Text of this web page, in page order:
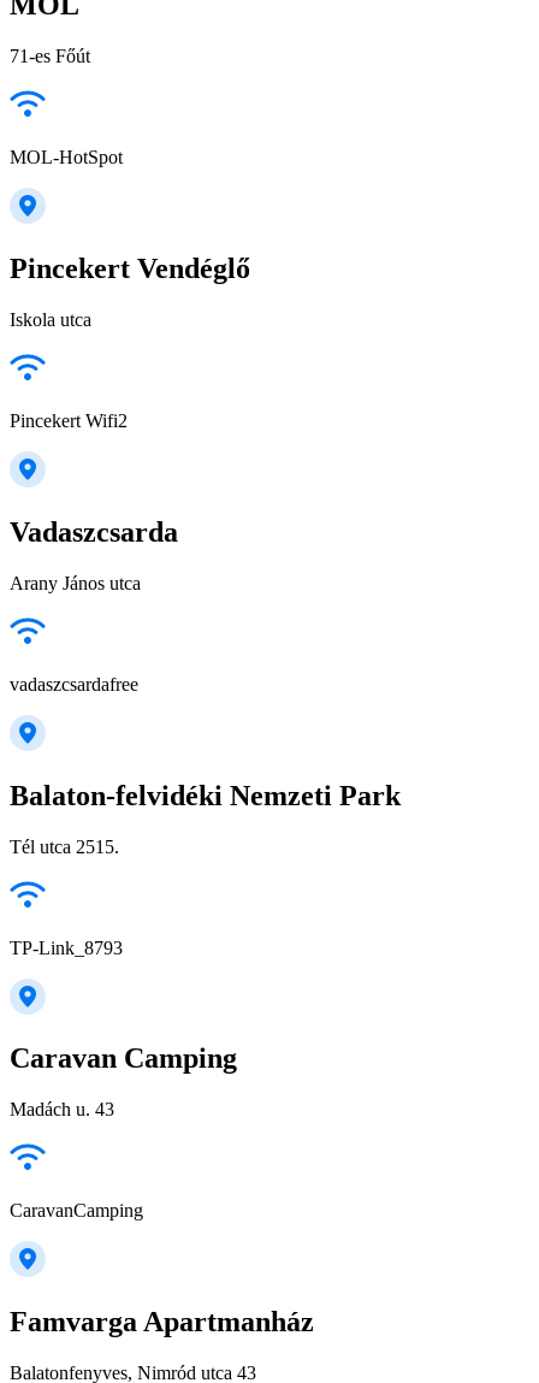
71-es Főút
MOL-HotSpot
Pincekert Vendéglő
Iskola utca
Pincekert Wifi2
Vadaszcsarda
Arany János utca
vadaszcsardafree
Balaton-felvidéki Nemzeti Park
Tél utca 2515.
TP-Link_8793
Caravan Camping
Madách u. 43
CaravanCamping
Famvarga Apartmanház
Balatonfenyves, Nimród utca 43